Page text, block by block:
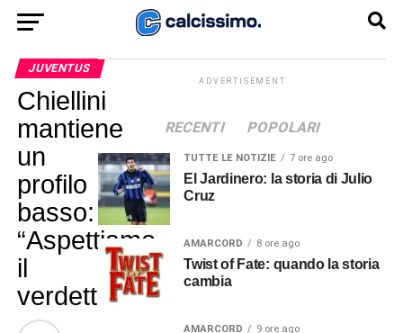
JUVENTUS
Chiellini
mantiene
un
profilo
basso:
“Aspettiamo
il
verdetto”
ADVERTISEMENT
RECENTI POPOLARI
TUTTE LE NOTIZIE 7 ore ago
El Jardinero: la storia di Julio
Cruz
AMARCORD 8 ore ago
Twist of Fate: quando la storia
cambia
AMARCORD 9 ore ago